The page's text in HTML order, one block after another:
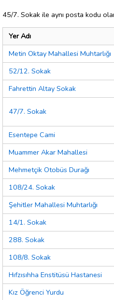
45/7. Sokak ile aynı posta kodu
Yer Adı
Metin Oktay Mahallesi Muhtarlığı
52/12. Sokak
Fahrettin Altay Sokak
47/7. Sokak
Esentepe Cami
Muammer Akar Mahallesi
Mehmetçik Otobüs Durağı
108/24. Sokak
Şehitler Mahallesi Muhtarlığı
14/1. Sokak
288. Sokak
108/8. Sokak
Hıfzısıhha Enstitüsü Hastanesi
Kız Öğrenci Yurdu